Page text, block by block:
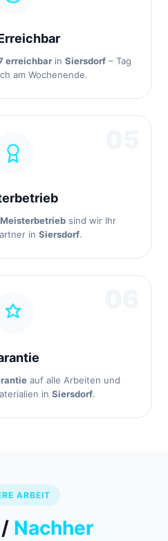
erreichbarin Siersdorf– Tag
am Wochenende.
sind wir Ihr
in Siersdorf.
auf alle Arbeiten und
in Siersdorf.
ARBEIT
Nachher